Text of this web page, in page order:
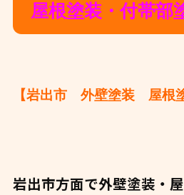
屋根塗装・付帯部
【岩出市 外壁塗装 屋根塗
岩出市方面で外壁塗装・